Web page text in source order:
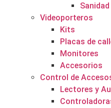
Sanidad
Videoporteros
Kits
Placas de
Monitores
Accesorios
Control de
Lectores y